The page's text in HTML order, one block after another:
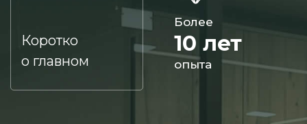
Коротко
о главном
Более
10 лет
опыта